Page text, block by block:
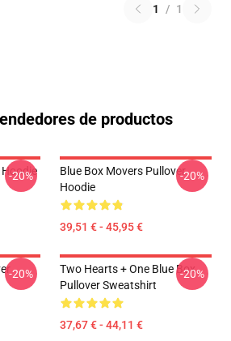
1 / 1
de productos
Hoodie
-20%
Blue Box Movers Pullover
Hoodie
39,51 € - 45,95 €
-20%
-20%
Two Hearts + One Blue Box
Pullover Sweatshirt
37,67 € - 44,11 €
-20%